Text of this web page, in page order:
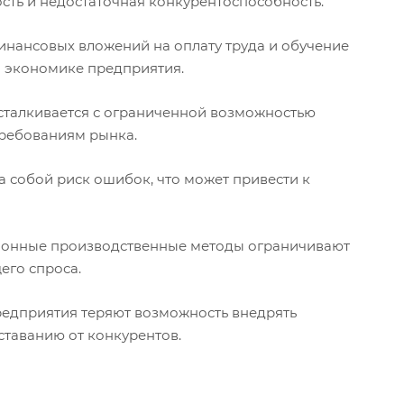
вложений на оплату труда и обучение
экономике предприятия.
с ограниченной возможностью
рынка.
собой риск ошибок, что может привести к
производственные методы ограничивают
спроса.
теряют возможность внедрять
от конкурентов.